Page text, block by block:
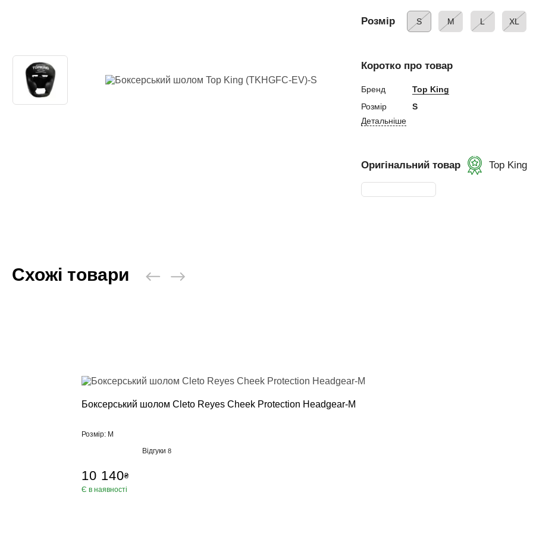
Вільна боротьба
Розмір S M L XL
Коротко про товар
Бренд
Top King
Розмір
S
Детальніше
Оригінальний товар Top King
Схожі товари
Боксерський шолом Cleto Reyes Cheek Protection Headgear-M
Розмір: M
Відгуки8
10 140₴
Є в наявності